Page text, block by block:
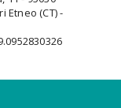
Etneo (CT) -